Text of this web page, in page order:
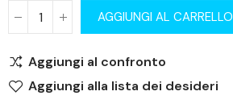
AGGIUNGI AL CARRELLO
Aggiungi al confronto
Aggiungi alla lista dei desideri